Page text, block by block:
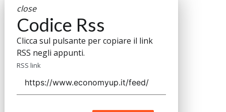
close
Codice Rss
Clicca sul pulsante per copiare il link
RSS negli appunti.
RSS link